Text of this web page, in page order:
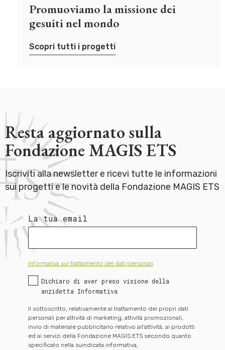
Promuoviamo la missione dei
gesuiti nel mondo
Scopri tutti i progetti
Resta aggiornato sulla
Fondazione MAGIS ETS
Iscriviti alla newsletter e ricevi tutte le informazioni
sui progetti e le novità della Fondazione MAGIS ETS
La tua email
Informativa sul trattamento dei dati personali
Dichiaro di aver preso visione della
anzidetta Informativa
Il sottoscritto, relativamente al trattamento dei propri dati
personali per attività di marketing, attività promozionali,
invio di materiale pubblicitario relativo all’attività, ai prodotti
ed ai servizi della Fondazione MAGIS ETS secondo quanto
specificato nella suindicata informativa,